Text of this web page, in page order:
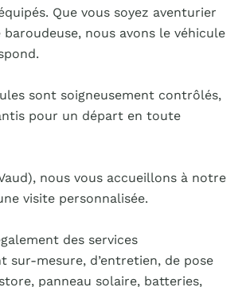
Que vous soyez aventurier
nous avons le véhicule
sont soigneusement contrôlés,
pour un départ en toute
nous vous accueillons à notre
visite personnalisée.
des services
sur-mesure, d’entretien, de pose
panneau solaire, batteries,